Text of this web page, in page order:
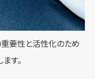
重要性と活性化のため
す。